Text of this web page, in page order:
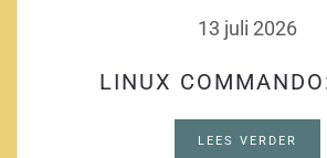
13 juli 2026
LINUX
LEES VERDER